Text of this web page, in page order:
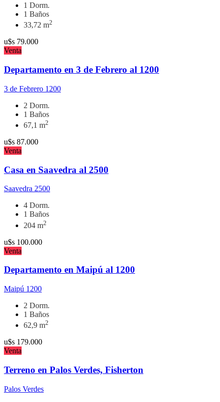
1 Dorm.
1 Baños
33,72 m2
u$s 79.000
Venta
Departamento en 3 de Febrero al 1200
3 de Febrero 1200
2 Dorm.
1 Baños
67,1 m2
u$s 87.000
Venta
Casa en Saavedra al 2500
Saavedra 2500
4 Dorm.
1 Baños
204 m2
u$s 100.000
Venta
Departamento en Maipú al 1200
Maipú 1200
2 Dorm.
1 Baños
62,9 m2
u$s 179.000
Venta
Terreno en Palos Verdes, Fisherton
Palos Verdes